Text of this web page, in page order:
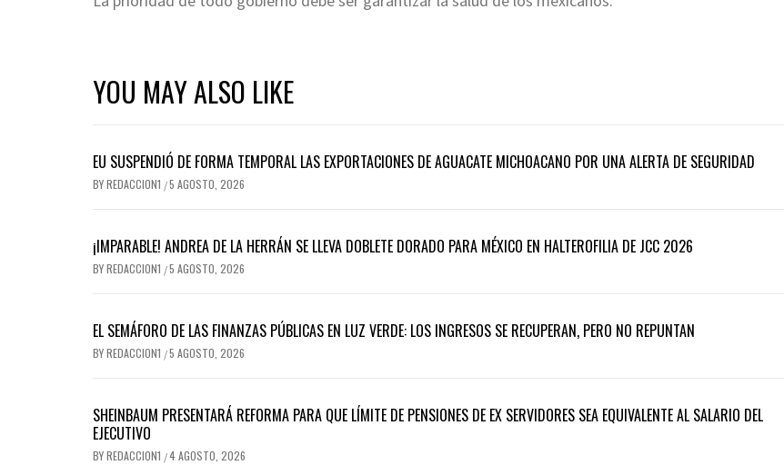
YOU MAY ALSO LIKE
EU SUSPENDIÓ DE FORMA TEMPORAL LAS EXPORTACIONES DE AGUACATE MICHOACANO POR UNA ALERTA DE SEGURIDAD
BYREDACCION1 /5 AGOSTO, 2026
¡IMPARABLE! ANDREA DE LA HERRÁN SE LLEVA DOBLETE DORADO PARA MÉXICO EN HALTEROFILIA DE JCC 2026
BYREDACCION1 /5 AGOSTO, 2026
EL SEMÁFORO DE LAS FINANZAS PÚBLICAS EN LUZ VERDE: LOS INGRESOS SE RECUPERAN, PERO NO REPUNTAN
BYREDACCION1 /5 AGOSTO, 2026
SHEINBAUM PRESENTARÁ REFORMA PARA QUE LÍMITE DE PENSIONES DE EX SERVIDORES SEA EQUIVALENTE AL SALARIO DEL
EJECUTIVO
BYREDACCION1 /4 AGOSTO, 2026